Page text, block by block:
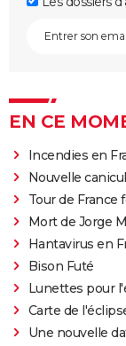
EN CE
Incendies en
Nouvelle
Tour de France
Mort de Jorge
Hantavirus en
Bison Futé
Lunettes pour
Carte de
Une nouvelle